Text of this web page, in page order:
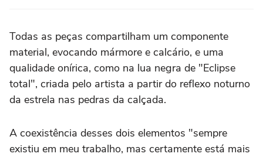
Todas as peças compartilham um componente
material, evocando mármore e calcário, e uma
qualidade onírica, como na lua negra de "Eclipse
total", criada pelo artista a partir do reflexo noturno
da estrela nas pedras da calçada.
A coexistência desses dois elementos "sempre
existiu em meu trabalho, mas certamente está mais